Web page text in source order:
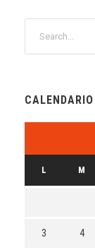
CALENDARIO
L M
3 4